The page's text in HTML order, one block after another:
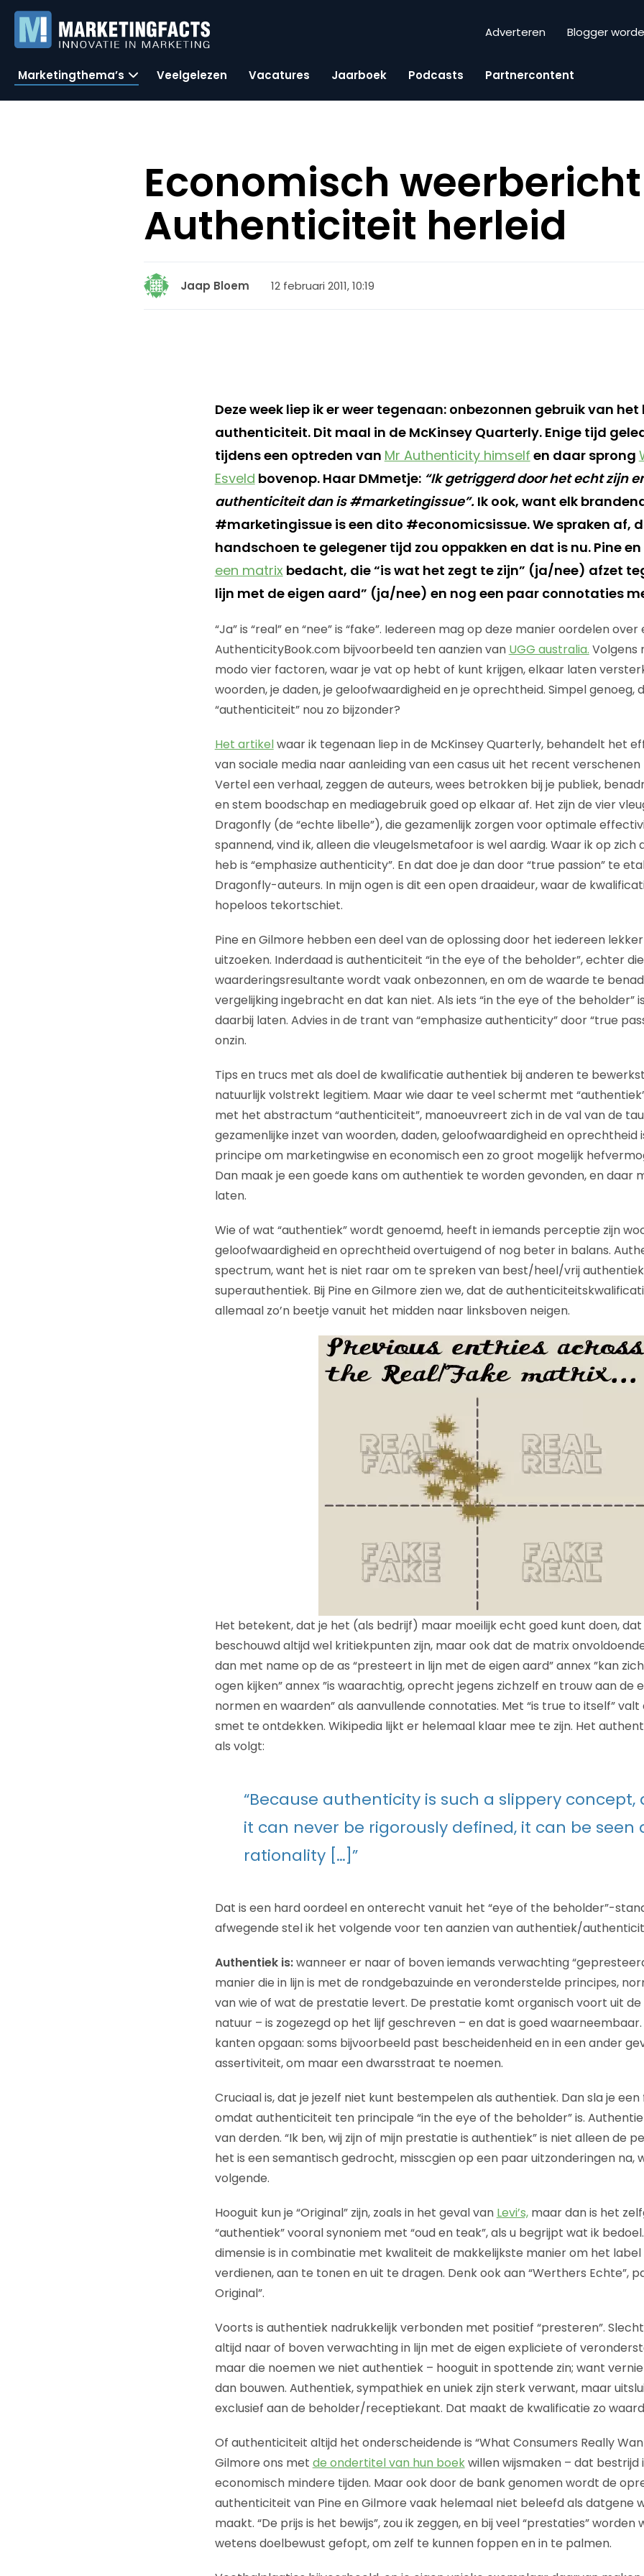
Adverteren Blogger
Marketingthema’s Veelgelezen Vacatures Jaarboek Podcasts Partnercontent
Economisch
Authenticiteit herleid
Jaap Bloem 12 februari 2011, 10:19
Deze week liep ik er weer tegenaan: onbezonnen gebruik van
authenticiteit. Dit maal in de McKinsey Quarterly. Enige tijd
tijdens een optreden van Mr Authenticity himself en daar sprong
Esveld bovenop. Haar DMmetje: “Ik getriggerd door het echt zijn
authenticiteit dan is #marketingissue”.Ik ook, want elk
#marketingissue is een dito #economicsissue. We spraken af,
handschoen te gelegener tijd zou oppakken en dat is nu. Pine
een matrix bedacht, die “is wat het zegt te zijn” (ja/nee) afzet
lijn met de eigen aard” (ja/nee) en nog een paar connotaties
“Ja” is “real” en “nee” is “fake”. Iedereen mag op deze manier oordelen
AuthenticityBook.com bijvoorbeeld ten aanzien van UGG australia. Volgens
modo vier factoren, waar je vat op hebt of kunt krijgen, elkaar laten
woorden, je daden, je geloofwaardigheid en je oprechtheid. Simpel genoeg,
“authenticiteit” nou zo bijzonder?
Het artikelwaar ik tegenaan liep in de McKinsey Quarterly, behandelt het
van sociale media naar aanleiding van een casus uit het recent
Vertel een verhaal, zeggen de auteurs, wees betrokken bij je publiek,
en stem boodschap en mediagebruik goed op elkaar af. Het zijn de vier
Dragonfly (de “echte libelle”), die gezamenlijk zorgen voor optimale
spannend, vind ik, alleen die vleugelsmetafoor is wel aardig. Waar ik op zich
heb is “emphasize authenticity”. En dat doe je dan door “true passion” te
Dragonfly-auteurs. In mijn ogen is dit een open draaideur, waar de
hopeloos tekortschiet.
Pine en Gilmore hebben een deel van de oplossing door het iedereen
uitzoeken. Inderdaad is authenticiteit “in the eye of the beholder”, echter die
waarderingsresultante wordt vaak onbezonnen, en om de waarde te
vergelijking ingebracht en dat kan niet. Als iets “in the eye of the beholder”
daarbij laten. Advies in de trant van “emphasize authenticity” door “true
onzin.
Tips en trucs met als doel de kwalificatie authentiek bij anderen te
natuurlijk volstrekt legitiem. Maar wie daar te veel schermt met
met het abstractum “authenticiteit”, manoeuvreert zich in de val van de
gezamenlijke inzet van woorden, daden, geloofwaardigheid en oprechtheid
principe om marketingwise en economisch een zo groot mogelijk
Dan maak je een goede kans om authentiek te worden gevonden, en daar
laten.
Wie of wat “authentiek” wordt genoemd, heeft in iemands perceptie zijn
geloofwaardigheid en oprechtheid overtuigend of nog beter in balans.
spectrum, want het is niet raar om te spreken van best/heel/vrij
superauthentiek. Bij Pine en Gilmore zien we, dat de
allemaal zo’n beetje vanuit het midden naar linksboven neigen.
Het betekent, dat je het (als bedrijf) maar moeilijk echt goed kunt doen,
beschouwd altijd wel kritiekpunten zijn, maar ook dat de matrix
dan met name op de as “presteert in lijn met de eigen aard” annex ”kan
ogen kijken” annex ”is waarachtig, oprecht jegens zichzelf en trouw aan de
normen en waarden” als aanvullende connotaties. Met “is true to itself”
smet te ontdekken. Wikipedia lijkt er helemaal klaar mee te zijn. Het
als volgt:
“Because authenticity is such a slippery concept,
it can never be rigorously defined, it can be seen
rationality […]”
Dat is een hard oordeel en onterecht vanuit het “eye of the beholder”-
afwegende stel ik het volgende voor ten aanzien van authentiek/
Authentiek is:wanneer er naar of boven iemands verwachting
manier die in lijn is met de rondgebazuinde en veronderstelde principes,
van wie of wat de prestatie levert. De prestatie komt organisch voort uit de
natuur – is zogezegd op het lijf geschreven – en dat is goed
kanten opgaan: soms bijvoorbeeld past bescheidenheid en in een ander
assertiviteit, om maar een dwarsstraat te noemen.
Cruciaal is, dat je jezelf niet kunt bestempelen als authentiek. Dan sla je
omdat authenticiteit ten principale “in the eye of the beholder” is.
van derden. “Ik ben, wij zijn of mijn prestatie is authentiek” is niet alleen de
het is een semantisch gedrocht, misscgien op een paar uitzonderingen na,
volgende.
Hooguit kun je “Original” zijn, zoals in het geval van Levi’s,maar dan is het
“authentiek” vooral synoniem met “oud en teak”, als u begrijpt wat ik
dimensie is in combinatie met kwaliteit de makkelijkste manier om het label
verdienen, aan te tonen en uit te dragen. Denk ook aan “Werthers Echte”,
Original”.
Voorts is authentiek nadrukkelijk verbonden met positief “presteren”.
altijd naar of boven verwachting in lijn met de eigen expliciete of
maar die noemen we niet authentiek – hooguit in spottende zin; want
dan bouwen. Authentiek, sympathiek en uniek zijn sterk verwant, maar
exclusief aan de beholder/receptiekant. Dat maakt de kwalificatie zo
Of authenticiteit altijd het onderscheidende is “What Consumers Really
Gilmore ons met de ondertitel van hun boekwillen wijsmaken – dat bestrijd
economisch mindere tijden. Maar ook door de bank genomen wordt de
authenticiteit van Pine en Gilmore vaak helemaal niet beleefd als datgene
maakt. “De prijs is het bewijs”, zou ik zeggen, en bij veel “prestaties” worden
wetens doelbewust gefopt, om zelf te kunnen foppen en in te palmen.